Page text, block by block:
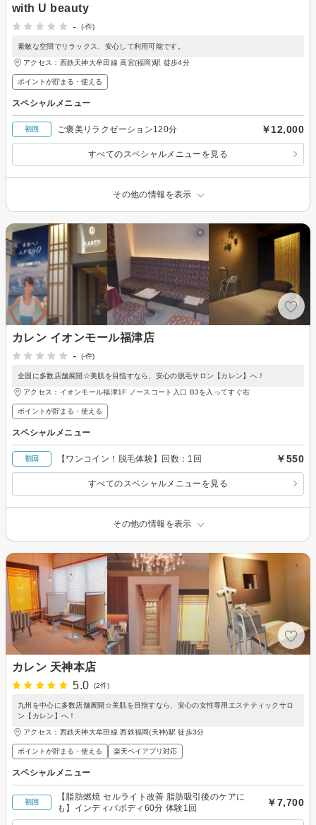
with U beauty
-
(-件)
素敵な空間でリラックス、安心して利用可能です。
アクセス：西鉄天神大牟田線 高宮(福岡)駅 徒歩4分
ポイントが貯まる・使える
スペシャルメニュー
初回 ご褒美リラクゼーション120分 ￥12,000
すべてのスペシャルメニューを見る
その他の情報を表示
カレン イオンモール福津店
-
(-件)
全国に多数店舗展開☆美肌を目指すなら、安心の脱毛サロン【カレン】へ！
アクセス：イオンモール福津1F ノースコート入口 B3を入ってすぐ右
ポイントが貯まる・使える
スペシャルメニュー
初回 【ワンコイン！脱毛体験】回数：1回 ￥550
すべてのスペシャルメニューを見る
その他の情報を表示
カレン 天神本店
5.0
(2件)
九州を中心に多数店舗展開☆美肌を目指すなら、安心の女性専用エステティックサロ
ン【カレン】へ！
アクセス：西鉄天神大牟田線 西鉄福岡(天神)駅 徒歩3分
ポイントが貯まる・使える 楽天ペイアプリ対応
スペシャルメニュー
初回
【脂肪燃焼 セルライト改善 脂肪吸引後のケアに
も】インディバボディ60分 体験1回
￥7,700